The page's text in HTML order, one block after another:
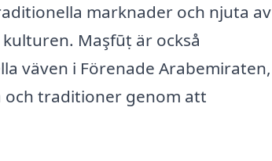
marknader och njuta av
Maşfūṭ är också
väven i Förenade Arabemiraten,
och traditioner genom att